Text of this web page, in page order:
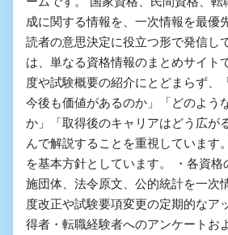
成に関する情報を、一次情報を最優
読者の意思決定に役立つ形で発信し
は、単なる資格情報のまとめサイト
度や試験概要の紹介にとどまらず、
今後も価値があるのか」「どのよう
か」「取得後のキャリアはどう広が
んで解説することを重視しています
を基本方針としています。 ・各資格
施団体、法令原文、公的統計を一次
度改正や試験要項変更の定期的なア
得者・転職経験者へのアンケートお